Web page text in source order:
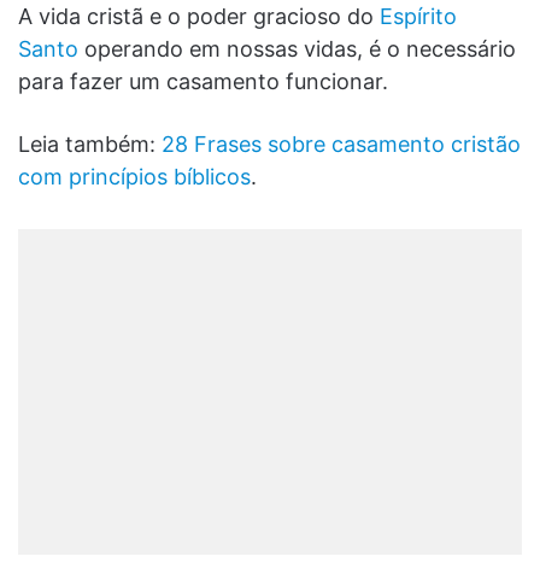
A vida cristã e o poder gracioso do Espírito
Santo operando em nossas vidas, é o necessário
para fazer um casamento funcionar.
Leia também: 28 Frases sobre casamento cristão
com princípios bíblicos.